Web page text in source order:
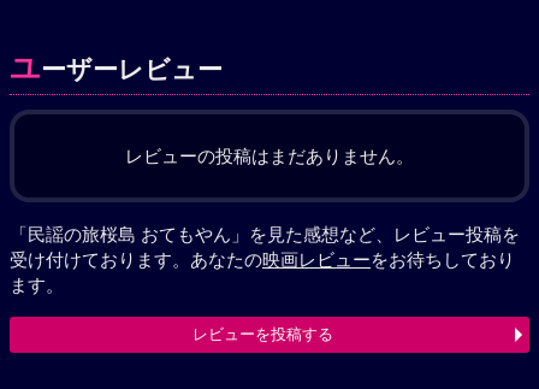
ユーザーレビュー
レビューの投稿はまだありません。
「民謡の旅桜島 おてもやん」を見た感想など、レビュー投稿を
受け付けております。あなたの映画レビューをお待ちしており
ます。
レビューを投稿する